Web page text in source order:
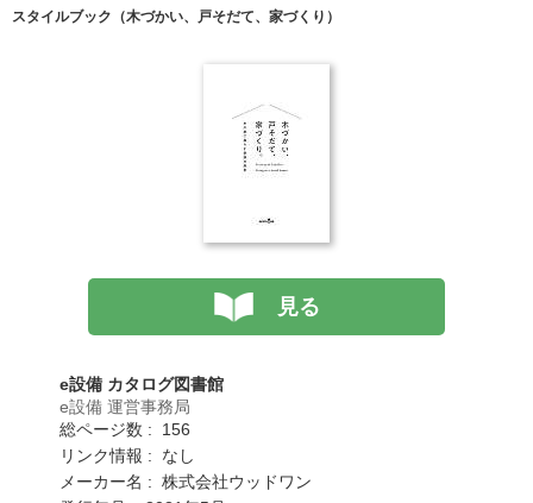
スタイルブック（木づかい、戸そだて、家づくり）
見る
e設備 カタログ図書館
e設備 運営事務局
総ページ数 : 156
リンク情報 : なし
メーカー名 : 株式会社ウッドワン